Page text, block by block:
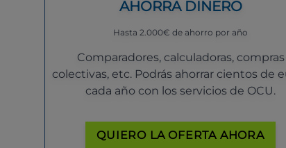
AHORRA DINERO
Hasta 2.000€ de ahorro por año
Comparadores, calculadoras, compras
colectivas, etc. Podrás ahorrar cientos de
cada año con los servicios de OCU.
QUIERO LA OFERTA AHORA